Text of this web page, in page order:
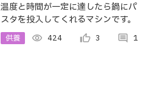
温度と時間が一定に達したら鍋にパ
スタを投入してくれるマシンです。
供養 visibility 424 thumb_up_alt 3 comment 1